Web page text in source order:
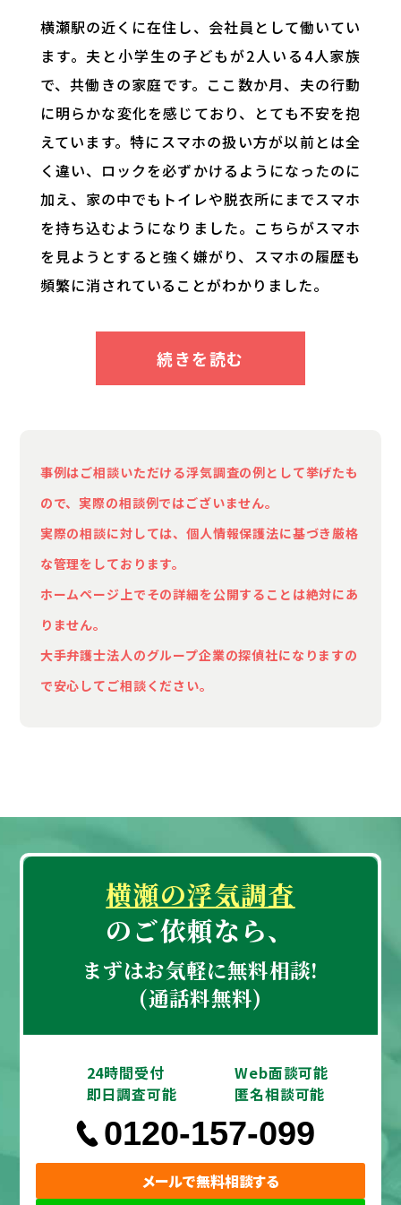
横瀬駅の近くに在住し、会社員として働いてい
ます。夫と小学生の子どもが2人いる4人家族
で、共働きの家庭です。ここ数か月、夫の行動
に明らかな変化を感じており、とても不安を抱
えています。特にスマホの扱い方が以前とは全
く違い、ロックを必ずかけるようになったのに
加え、家の中でもトイレや脱衣所にまでスマホ
を持ち込むようになりました。こちらがスマホ
を見ようとすると強く嫌がり、スマホの履歴も
頻繁に消されていることがわかりました。
また、以前はあまりなかった飲み会や外食の機
会が増え、帰宅時間も遅くなってきました。趣
ばかりです。私から問いただしてもはぐらかさ
れ、話し合いも進みません。
私たちはまだ夫婦としてこれからもやっていき
たいという気持ちがあり、まずは事実をきちん
と知りたいと思っています。そのうえで関係修
復に向けた努力をするか、もし浮気が事実なら
ば適切な対応を取るための証拠を確保したいと
不安も大きく、どのように相談を進めていいの
か迷っています。信頼できる探偵の方に相談
いて詳しく知りたいと思っています。浮気調査
をするかどうか悩んでいる時間も心の負担にな
っているので、まずは相談だけでもお願いした
いと考えています。どうぞよろしくお願いいた
事例はご相談いただける浮気調査の例として挙げたも
ので、実際の相談例ではございません。
実際の相談に対しては、個人情報保護法に基づき厳格
な管理をしております。
ホームページ上でその詳細を公開することは絶対にあ
りません。
大手弁護士法人のグループ企業の探偵社になりますの
で安心してご相談ください。
横瀬の浮気調査
のご依頼なら、
まずはお気軽に無料相談!
(通話料無料)
24時間受付
Web面談可能
即日調査可能
匿名相談可能
0120-157-099
メールで無料相談する